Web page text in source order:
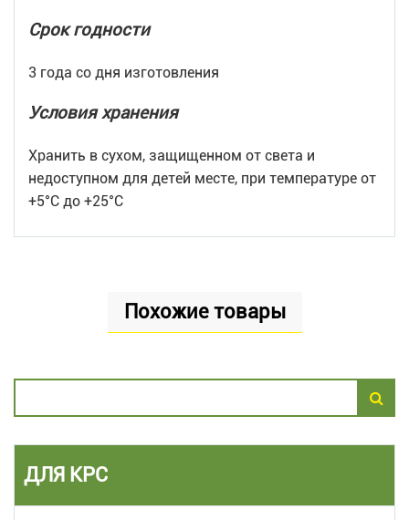
Срок годности
3 года со дня изготовления
Условия хранения
Хранить в сухом, защищенном от света и
недоступном для детей месте, при температуре от
+5°С до +25°С
Похожие товары
ДЛЯ КРС